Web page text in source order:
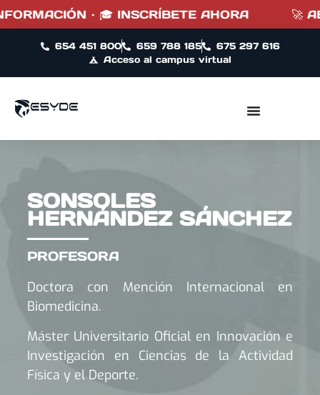
· 🎓 INSCRÍBETE AHORA 🚀
654 451 800 659 788 185
675 297 616
Acceso al campus virtual
SONSOLES
HERNÁNDEZ SÁNCHEZ
PROFESORA
Doctora con Mención Internacional en
Biomedicina.
Máster Universitario Oficial en Innovación e
Investigación en Ciencias de la Actividad
Física y el Deporte.